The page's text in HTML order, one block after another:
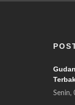
Senin,